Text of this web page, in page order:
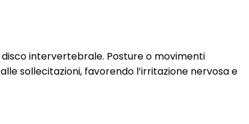
intervertebrale. Posture o movimenti
sollecitazioni, favorendo l’irritazione nervosa e